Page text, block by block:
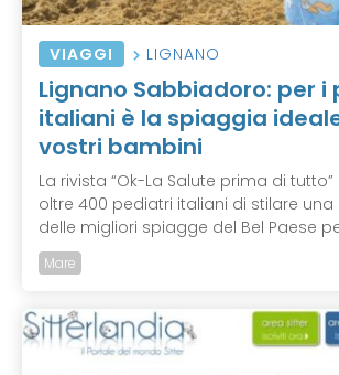
VIAGGI LIGNANO
Lignano Sabbiadoro: per i
italiani è la spiaggia
vostri bambini
La rivista “Ok-La Salute prima di
oltre 400 pediatri italiani di stilare
delle migliori spiagge del Bel Paese
Mare